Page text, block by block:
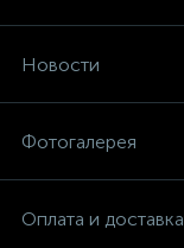
Новости
Фотогалерея
Оплата и доставка